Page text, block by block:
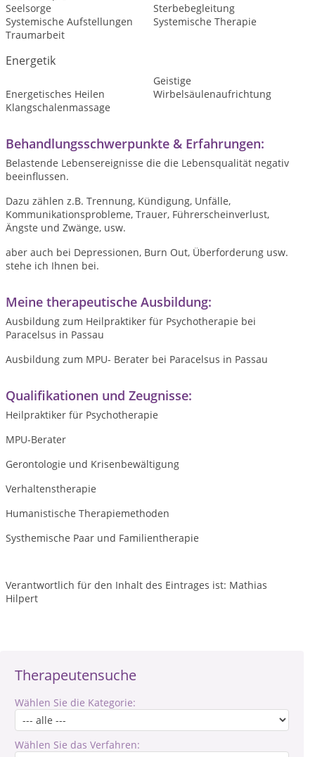
Therapeutensuche
Wählen Sie die Kategorie:
Wählen Sie das Verfahren:
Seelsorge
Sterbebegleitung
Systemische Aufstellungen
Systemische Therapie
Traumarbeit
Energetik
Energetisches Heilen
Geistige
Wirbelsäulenaufrichtung
Klangschalenmassage
Behandlungsschwerpunkte & Erfahrungen:
Belastende Lebensereignisse die die Lebensqualität negativ
beeinflussen.
Dazu zählen z.B. Trennung, Kündigung, Unfälle,
Kommunikationsprobleme, Trauer, Führerscheinverlust,
Ängste und Zwänge, usw.
aber auch bei Depressionen, Burn Out, Überforderung usw.
stehe ich Ihnen bei.
Meine therapeutische Ausbildung:
Ausbildung zum Heilpraktiker für Psychotherapie bei
Paracelsus in Passau
Ausbildung zum MPU- Berater bei Paracelsus in Passau
Qualifikationen und Zeugnisse:
Heilpraktiker für Psychotherapie
MPU-Berater
Gerontologie und Krisenbewältigung
Verhaltenstherapie
Humanistische Therapiemethoden
Systhemische Paar und Familientherapie
Verantwortlich für den Inhalt des Eintrages ist: Mathias
Hilpert